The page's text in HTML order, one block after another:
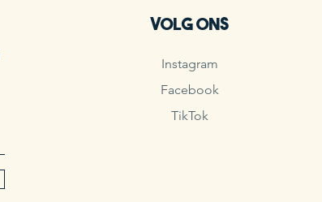
Volg ons
Instagram
Facebook
TikTok